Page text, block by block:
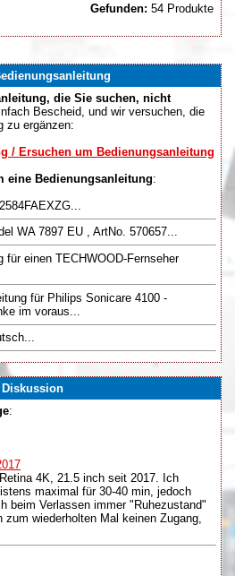
Gefunden: 54 Produkte
die Sie suchen, nicht
Bescheid, und wir versuchen, die
zu ergänzen:
/ Ersuchen um Bedienungsanleitung
eine Bedienungsanleitung:
WA 7897 EU , ArtNo. 570657...
für einen TECHWOOD-Fernseher
für Philips Sonicare 4100 -
im voraus...
Diskussion
:
4K, 21.5 inch seit 2017. Ich
maximal für 30-40 min, jedoch
beim Verlassen immer "Ruhezustand"
wiederholten Mal keinen Zugang,